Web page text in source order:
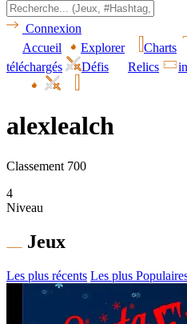
Connexion
Accueil
Explorer Charts
téléchargés
Défis Relics
alexlealch
Classement 700
4
Niveau
Jeux
Les plus récents Les plus